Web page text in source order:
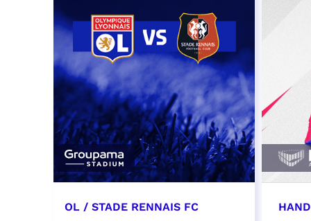
OL / STADE RENNAIS FC